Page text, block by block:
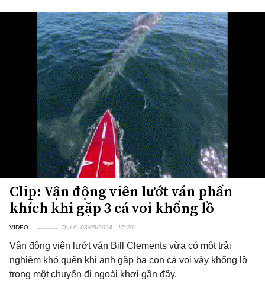
Clip: Vận động viên lướt ván phấn
khích khi gặp 3 cá voi khổng lồ
VIDEO Thứ 6, 03/05/2024 | 16:20
Vận động viên lướt ván Bill Clements vừa có một trải
nghiệm khó quên khi anh gặp ba con cá voi vây khổng lồ
trong một chuyến đi ngoài khơi gần đây.